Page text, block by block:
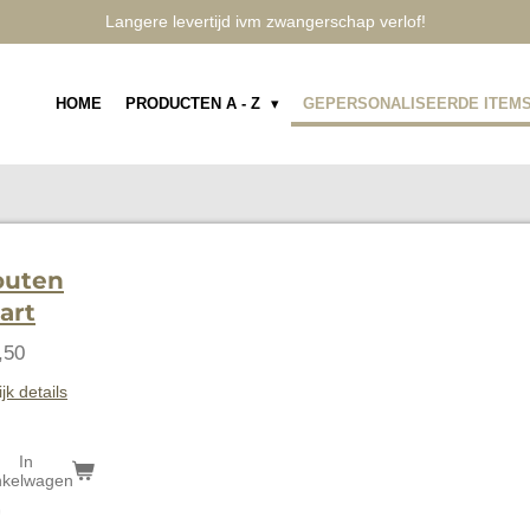
Langere levertijd ivm zwangerschap verlof!
HOME PRODUCTEN A - Z GEPERSONALISEERDE ITEMS
details
In